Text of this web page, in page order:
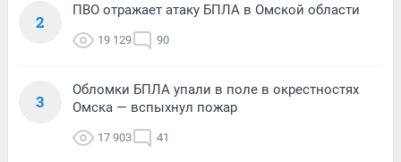
2
ПВО отражает атаку БПЛА в Омской области
19 129 90
3
Обломки БПЛА упали в поле в окрестностях
Омска — вспыхнул пожар
17 903 41